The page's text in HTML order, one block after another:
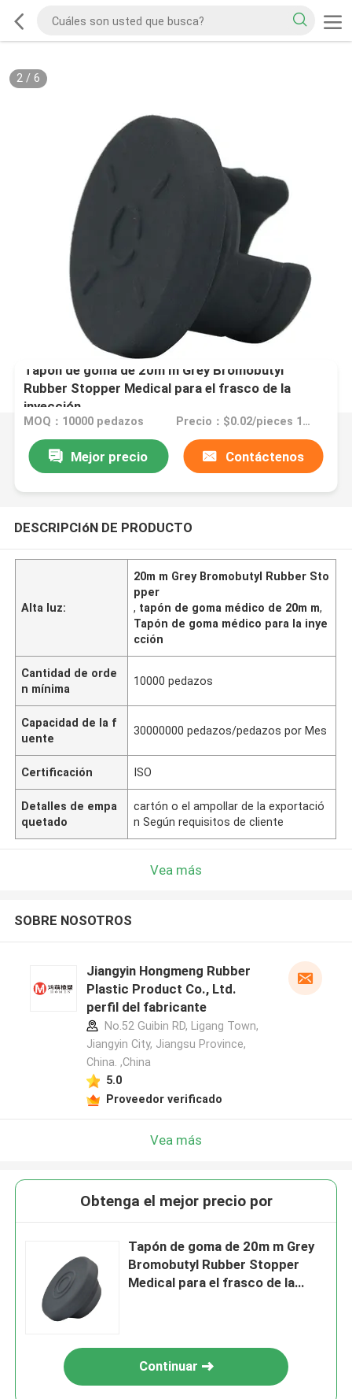
2/ 6
Tapón de goma de 20m m Grey Bromobutyl
Rubber Stopper Medical para el frasco de la
inyección
MOQ：10000 pedazos Precio：$0.02/pieces 10000-99999 pieces
Mejor precio Contáctenos
DESCRIPCIóN DE PRODUCTO
Alta luz:
20m m Grey Bromobutyl Rubber Sto
pper
, tapón de goma médico de 20m m,
Tapón de goma médico para la inye
cción
Cantidad de orde
n mínima
10000 pedazos
Capacidad de la f
uente
30000000 pedazos/pedazos por Mes
Certificación ISO
Detalles de empa
quetado
cartón o el ampollar de la exportació
n Según requisitos de cliente
Vea más
SOBRE NOSOTROS
Jiangyin Hongmeng Rubber
Plastic Product Co., Ltd.
perfil del fabricante
No.52 Guibin RD, Ligang Town,
Jiangyin City, Jiangsu Province,
China. ,China
5.0
Proveedor verificado
Vea más
Obtenga el mejor precio por
Tapón de goma de 20m m Grey
Bromobutyl Rubber Stopper
Medical para el frasco de la
Continuar